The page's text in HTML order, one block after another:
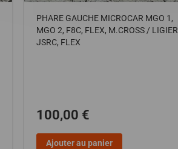
PHARE GAUCHE MICROCAR MGO 1,
MGO 2, F8C, FLEX, M.CROSS / LIGIER
JSRC, FLEX
100,00 €
Ajouter au panier